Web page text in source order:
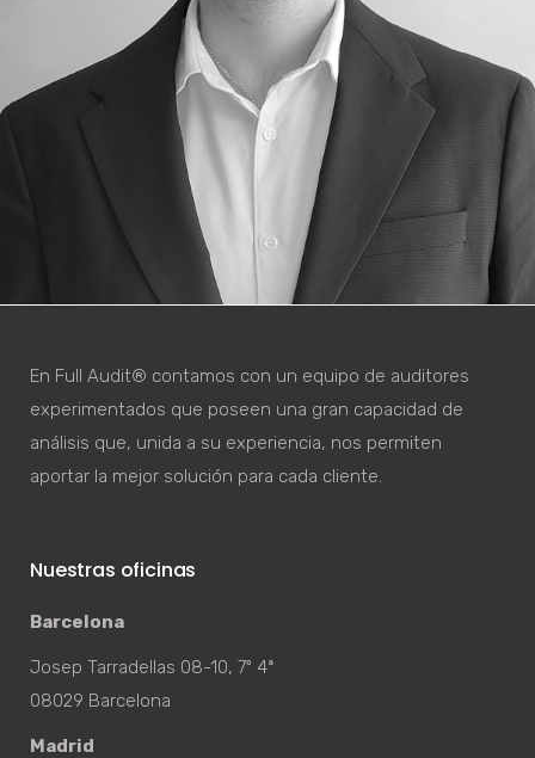
En Full Audit® contamos con un equipo de auditores
experimentados que poseen una gran capacidad de
análisis que, unida a su experiencia, nos permiten
aportar la mejor solución para cada cliente.
Nuestras oficinas
Barcelona
Josep Tarradellas 08-10, 7º 4ª
08029 Barcelona
Madrid